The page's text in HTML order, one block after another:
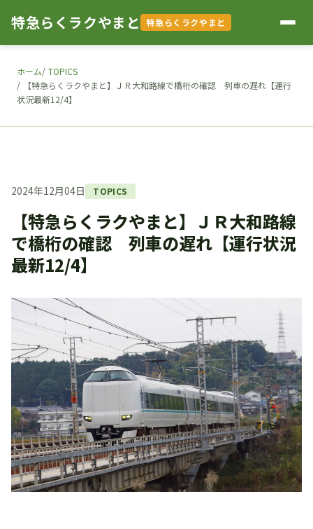
特急らくラクやまと 特急らくラクやまと
ホーム TOPICS
【特急らくラクやまと】ＪＲ大和路線で橋桁の確認 列車の遅れ【運行
状況最新12/4】
2024年12月04日 TOPICS
【特急らくラクやまと】ＪＲ大和路線
で橋桁の確認 列車の遅れ【運行状況
最新12/4】